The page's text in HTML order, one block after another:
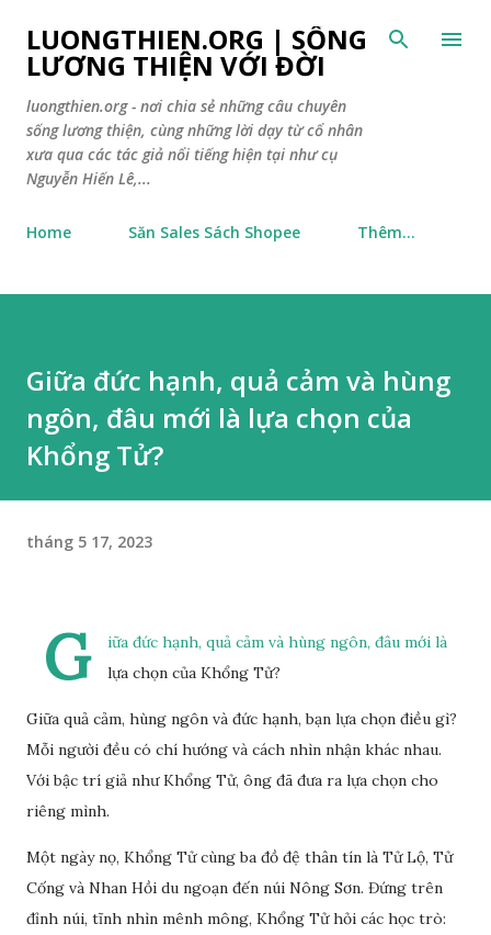
Chuyển đến nội dung chính
LUONGTHIEN.ORG | SỐNG
LƯƠNG THIỆN VỚI ĐỜI
luongthien.org - nơi chia sẻ những câu chuyên
sống lương thiện, cùng những lời dạy từ cổ nhân
xưa qua các tác giả nổi tiếng hiện tại như cụ
Nguyễn Hiến Lê,...
Home Săn Sales Sách Shopee Thêm…
Giữa đức hạnh, quả cảm và hùng
ngôn, đâu mới là lựa chọn của
Khổng Tử?
tháng 5 17, 2023
G
iữa đức hạnh, quả cảm và hùng ngôn, đâu mới là
lựa chọn của Khổng Tử?
Giữa quả cảm, hùng ngôn và đức hạnh, bạn lựa chọn điều gì?
Mỗi người đều có chí hướng và cách nhìn nhận khác nhau.
Với bậc trí giả như Khổng Tử, ông đã đưa ra lựa chọn cho
riêng mình.
Một ngày nọ, Khổng Tử cùng ba đồ đệ thân tín là Tử Lộ, Tử
Cống và Nhan Hồi du ngoạn đến núi Nông Sơn. Đứng trên
đỉnh núi, tĩnh nhìn mênh mông, Khổng Tử hỏi các học trò: